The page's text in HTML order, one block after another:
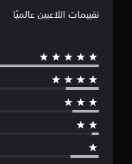
تقييمات اللاعبين عالميًا